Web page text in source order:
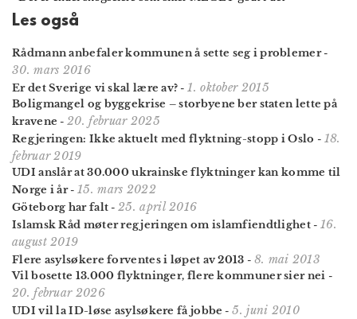
Les også
Rådmann anbefaler kommunen å sette seg i problemer-
30. mars 2016
Er det Sverige vi skal lære av? -1. oktober 2015
Boligmangel og byggekrise – storbyene ber staten lette på
kravene -20. februar 2025
Regjeringen: Ikke aktuelt med flyktning-stopp i Oslo - 18.
februar 2019
UDI anslår at 30.000 ukrainske flyktninger kan komme til
Norge i år- 15. mars 2022
Göteborg har falt -25. april 2016
Islamsk Råd møter regjeringen om islamfiendtlighet - 16.
august 2019
Flere asylsøkere forventes i løpet av 2013 - 8. mai 2013
Vil bosette 13.000 flyktninger, flere kommuner sier nei -
20. februar 2026
UDI vil la ID-løse asylsøkere få jobbe -5. juni 2010